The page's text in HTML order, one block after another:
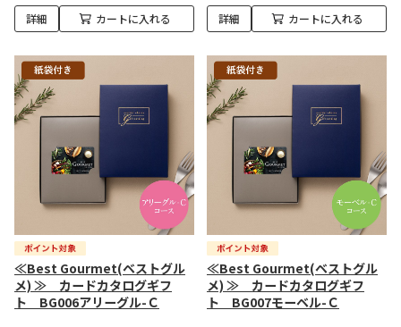
詳細 カートに入れる 詳細 カートに入れる
≪Best Gourmet(ベストグル
メ) ≫ カードカタログギフ
ト BG006アリーグル-Ｃ
≪Best Gourmet(ベストグル
メ) ≫ カードカタログギフ
ト BG007モーベル-Ｃ